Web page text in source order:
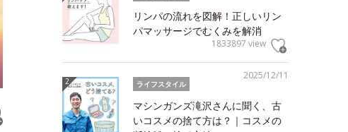
リンパの流れを図解！正しいリン
パマッサージでむくみを解消
1833897 view
2025/12/11
ライフスタイル
マシンガンズ滝沢さんに聞く、古
いコスメの捨て方は？｜コスメの